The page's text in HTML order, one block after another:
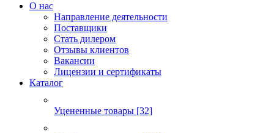
О нас
Направление деятельности
Поставщики
Стать дилером
Отзывы клиентов
Вакансии
Лицензии и сертификаты
Каталог
Уцененные товары [32]